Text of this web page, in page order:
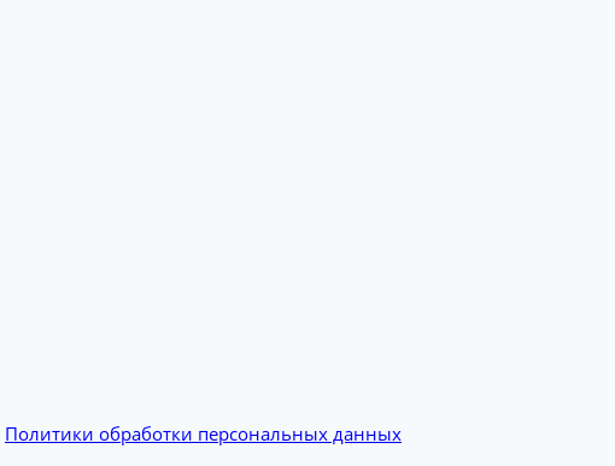
Политики обработки персональных данных